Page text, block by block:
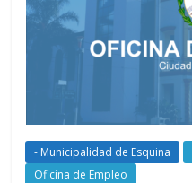
- Municipalidad de Esquina
Oficina de Empleo